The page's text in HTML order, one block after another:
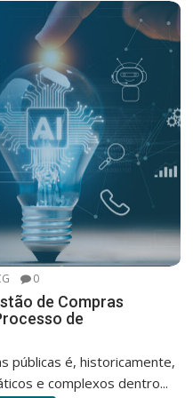
0
de Compras
de
públicas é, historicamente,
e complexos dentro...